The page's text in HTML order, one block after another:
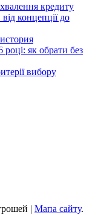
кредиту
концепції до
як обрати без
вибору
| Мапа сайту.